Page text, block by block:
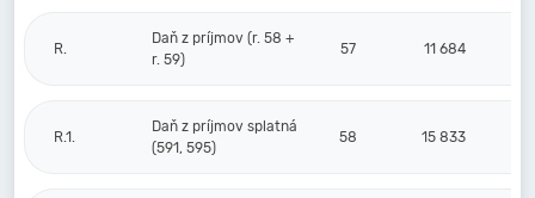
R.
Daň z príjmov (r. 58 +
r. 59)
57 11 684
R.1.
Daň z príjmov splatná
(591, 595)
58 15 833